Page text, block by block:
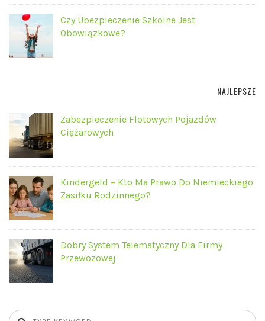
Czy Ubezpieczenie Szkolne Jest
Obowiązkowe?
NAJLEPSZE
Zabezpieczenie Flotowych Pojazdów
Ciężarowych
Kindergeld – Kto Ma Prawo Do Niemieckiego
Zasiłku Rodzinnego?
Dobry System Telematyczny Dla Firmy
Przewozowej